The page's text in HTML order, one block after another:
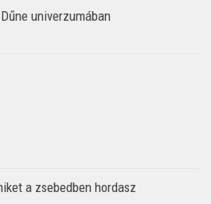
univerzumában
a zsebedben hordasz